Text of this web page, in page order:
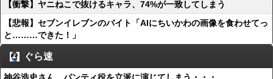
【衝撃】ヤニねこで抜けるキャラ、74%が一致してしまう
【悲報】セブンイレブンのバイト「AIにちいかわの画像を食わせてっ
と………できた！」
ぐら速